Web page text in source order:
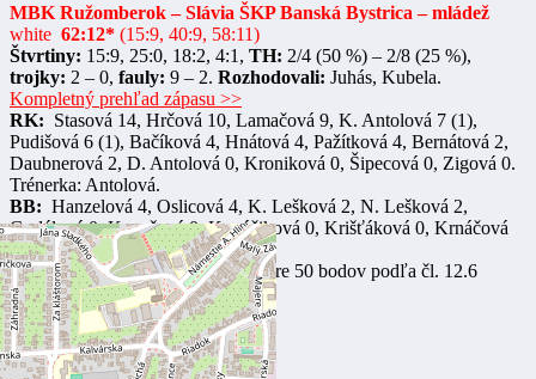
MBK Ružomberok – Slávia ŠKP Banská Bystrica – mládež
white 62:12* (15:9, 40:9, 58:11)
Štvrtiny: 15:9, 25:0, 18:2, 4:1, TH: 2/4 (50 %) – 2/8 (25 %),
trojky: 2 – 0, fauly: 9 – 2. Rozhodovali: Juhás, Kubela.
Kompletný prehľad zápasu >>
RK: Stasová 14, Hrčová 10, Lamačová 9, K. Antolová 7 (1),
Pudišová 6 (1), Bačíková 4, Hnátová 4, Pažítková 4, Bernátová 2,
Daubnerová 2, D. Antolová 0, Kroniková 0, Šipecová 0, Zigová 0.
Trénerka: Antolová.
BB: Hanzelová 4, Oslicová 4, K. Lešková 2, N. Lešková 2,
Godálová 0, Kanošová 0, Kováčiková 0, Krišťáková 0, Krnáčová
0, Sujová 0. Trénerka: Cantó.
* Stav po dosiahnutí rozdielu v skóre 50 bodov podľa čl. 12.6
Pravidiel pre minibasketbal.
Športová hala